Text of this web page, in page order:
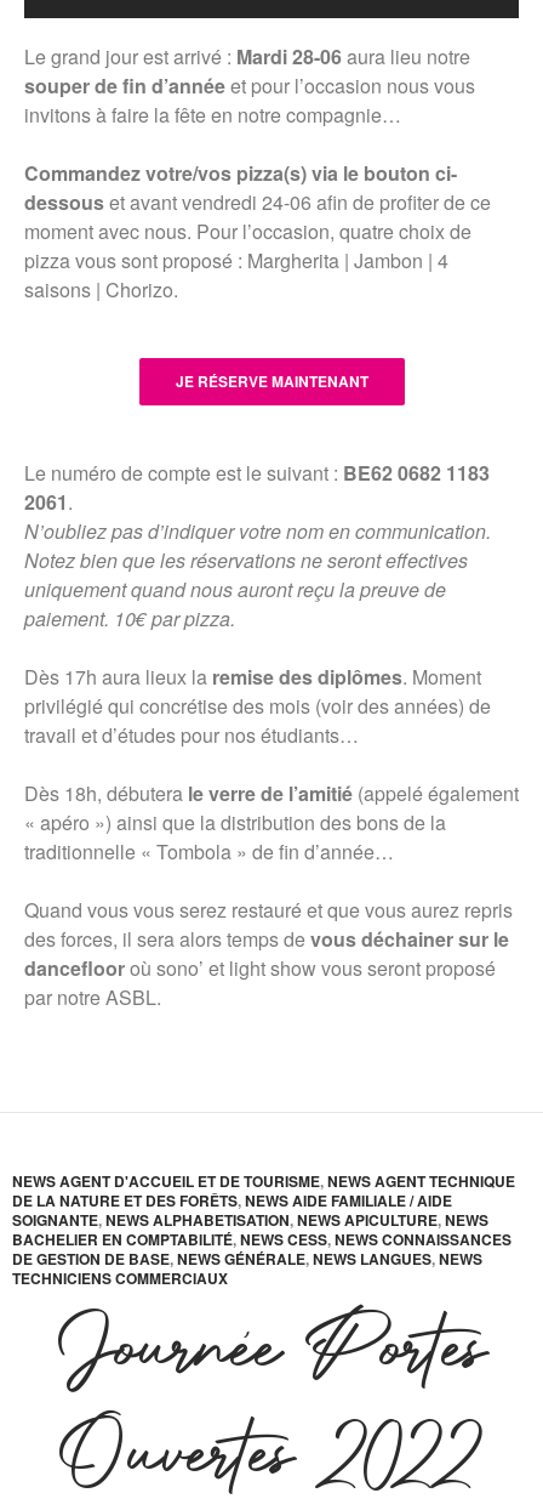
Le grand jour est arrivé : Mardi 28-06aura lieu notre
souper de fin d’annéeet pour l’occasion nous vous
invitons à faire la fête en notre compagnie…
Commandez votre/vos pizza(s) via le bouton ci-
dessouset avant vendredi 24-06 afin de profiter de ce
moment avec nous. Pour l’occasion, quatre choix de
pizza vous sont proposé : Margherita | Jambon | 4
saisons | Chorizo.
JE RÉSERVE MAINTENANT
Le numéro de compte est le suivant : BE62 0682 1183
2061.
N’oubliez pas d’indiquer votre nom en communication.
Notez bien que les réservations ne seront effectives
uniquement quand nous auront reçu la preuve de
paiement. 10€ par pizza.
Dès 17h aura lieux la remise des diplômes. Moment
privilégié qui concrétise des mois (voir des années) de
travail et d’études pour nos étudiants…
Dès 18h, débutera le verre de l’amitié (appelé également
« apéro ») ainsi que la distribution des bons de la
traditionnelle « Tombola » de fin d’année…
Quand vous vous serez restauré et que vous aurez repris
des forces, il sera alors temps devous déchainer sur le
danceflooroù sono’ et light show vous seront proposé
par notre ASBL.
NEWS AGENT D'ACCUEIL ET DE TOURISME,NEWS AGENT TECHNIQUE
DE LA NATURE ET DES FORÊTS,NEWS AIDE FAMILIALE / AIDE
SOIGNANTE,NEWS ALPHABETISATION,NEWS APICULTURE,NEWS
BACHELIER EN COMPTABILITÉ,NEWS CESS,NEWS CONNAISSANCES
DE GESTION DE BASE,NEWS GÉNÉRALE,NEWS LANGUES,NEWS
TECHNICIENS COMMERCIAUX
Journée Portes
Ouvertes 2022